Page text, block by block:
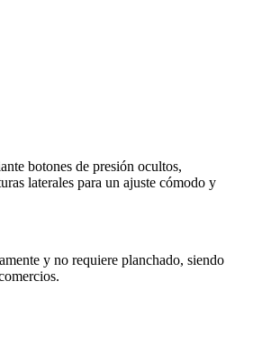
botones de presión ocultos,
laterales para un ajuste cómodo y
y no requiere planchado, siendo